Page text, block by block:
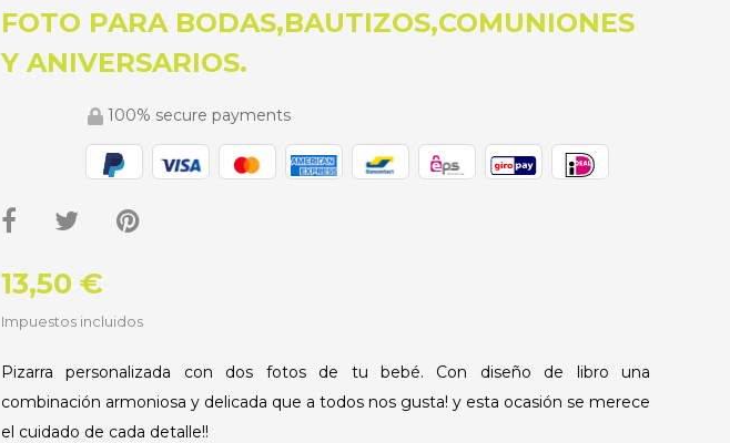
FOTO PARA BODAS,BAUTIZOS,COMUNIONES
Y ANIVERSARIOS.
100% secure payments
13,50 €
Impuestos incluidos
Pizarra personalizada con dos fotos de tu bebé. Con diseño de libro una
combinación armoniosa y delicada que a todos nos gusta! y esta ocasión se merece
el cuidado de cada detalle!!